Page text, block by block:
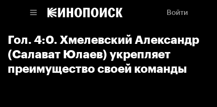
Войти
Гол. 4:0. Хмелевский Александр
(Салават Юлаев) укрепляет
преимущество своей команды